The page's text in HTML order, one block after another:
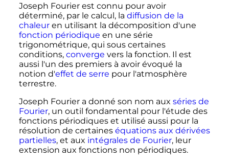
Joseph Fourier est connu pour avoir
déterminé, par le calcul, la diffusion de la
chaleuren utilisant la décomposition d'une
fonction périodique en une série
trigonométrique, qui sous certaines
conditions, converge vers la fonction. Il est
aussi l'un des premiers à avoir évoqué la
notion d'effet de serre pour l'atmosphère
terrestre.
Joseph Fourier a donné son nom aux séries de
Fourier, un outil fondamental pour l'étude des
fonctions périodiques et utilisé aussi pour la
résolution de certaines équations aux dérivées
partielles, et aux intégrales de Fourier, leur
extension aux fonctions non périodiques.